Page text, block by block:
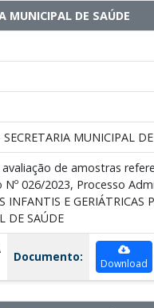
MUNICIPAL DE SAÚDE
MUNICIPAL
de amostras
026/2023, Processo
INFANTIS E GERIÁTRICAS
DE SAÚDE
Documento: Download